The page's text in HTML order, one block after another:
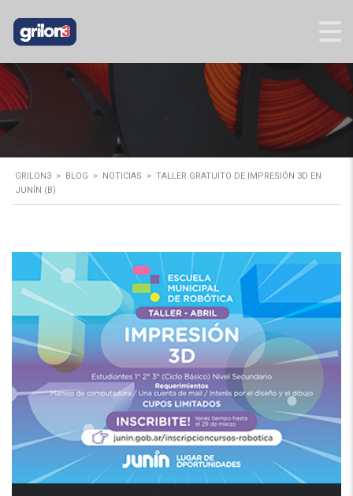
GRILON3 > BLOG > NOTICIAS > TALLER GRATUITO DE IMPRESIÓN 3D EN
JUNÍN (B)